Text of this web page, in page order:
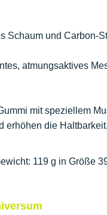
Schaum und Carbon-
atmungsaktives
mit speziellem
erhöhen die Haltbarkeit.
119 g in Größe